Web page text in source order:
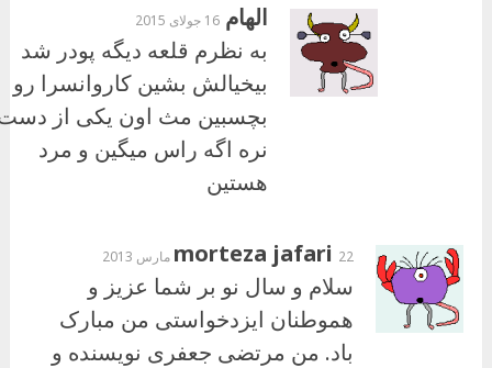
الهام 16 جولای 2015
به نظرم قلعه دیگه پودر شد
بیخیالش بشین کاروانسرا رو
بچسبین مث اون یکی از
نره اگه راس میگین و مرد
هستین
morteza jafari 22 مارس 2013
سلام و سال نو بر شما عزیز و
هموطنان ایزدخواستی من مبارک
باد. من مرتضی جعفری نویسنده و